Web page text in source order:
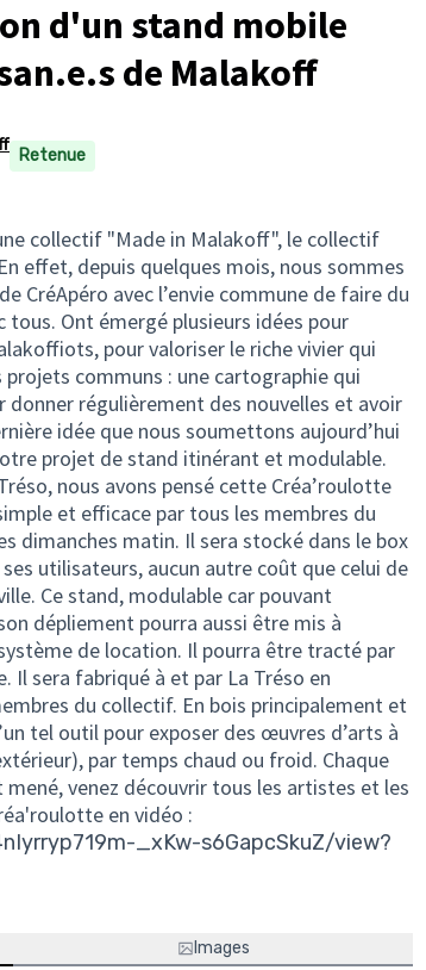
d'un stand mobile
de Malakoff
Retenue
collectif "Made in Malakoff", le collectif
effet, depuis quelques mois, nous sommes
CréApéro avec l’envie commune de faire du
Ont émergé plusieurs idées pour
pour valoriser le riche vivier qui
communs : une cartographie qui
régulièrement des nouvelles et avoir
idée que nous soumettons aujourd’hui
projet de stand itinérant et modulable.
nous avons pensé cette Créa’roulotte
et efficace par tous les membres du
dimanches matin. Il sera stocké dans le box
utilisateurs, aucun autre coût que celui de
Ce stand, modulable car pouvant
dépliement pourra aussi être mis à
de location. Il pourra être tracté par
Il sera fabriqué à et par La Tréso en
du collectif. En bois principalement et
tel outil pour exposer des œuvres d’arts à
par temps chaud ou froid. Chaque
venez découvrir tous les artistes et les
en vidéo :
_xKw-s6GapcSkuZ/view?
Images